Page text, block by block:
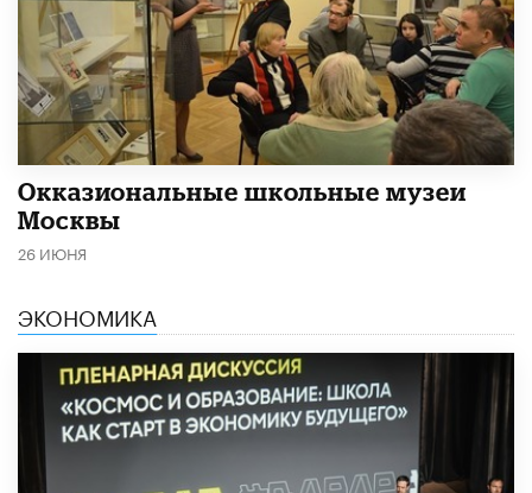
​Окказиональные школьные музеи
Москвы
26 ИЮНЯ
ЭКОНОМИКА